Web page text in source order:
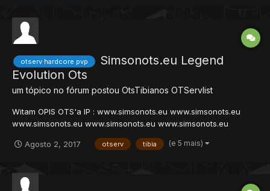
otserv hardcore pvp
Simsonots.eu Legend
Evolution Ots
um tópico no fórum postou OtsTibianos OTServlist
Witam OPIS OTS'a IP : www.simsonots.eu www.simsonots.eu
www.simsonots.eu www.simsonots.eu www.simsonots.eu
milej gry!!! www.simsonots.eu
Agosto 2, 2017 otserv tibia (e 5 mais)